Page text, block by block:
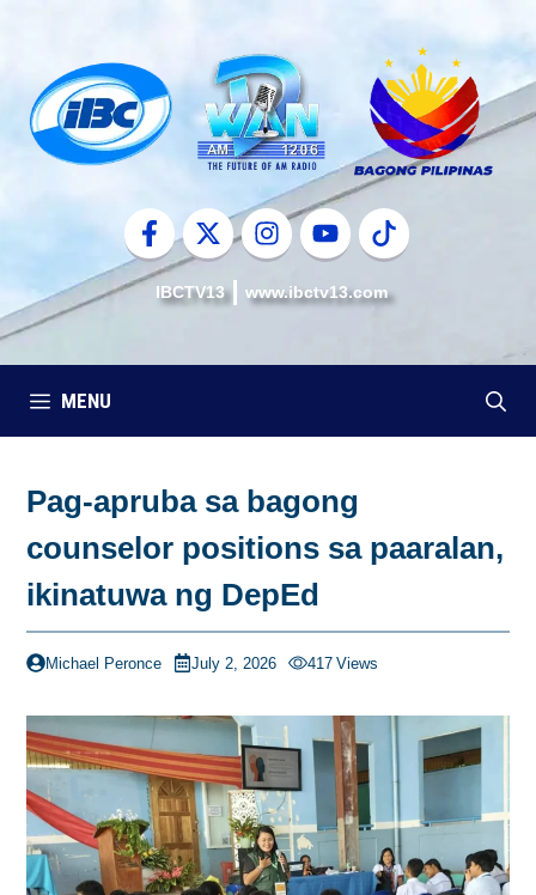
content
IBCTV13 www.ibctv13.com
MENU
Pag-apruba sa bagong
counselor positions sa paaralan,
ikinatuwa ng DepEd
Michael Peronce July 2, 2026 417 Views